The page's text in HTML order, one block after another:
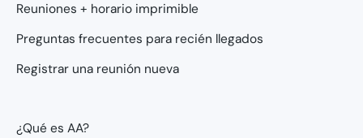
Reuniones + horario imprimible
Preguntas frecuentes para recién llegados
Registrar una reunión nueva
¿Qué es AA?